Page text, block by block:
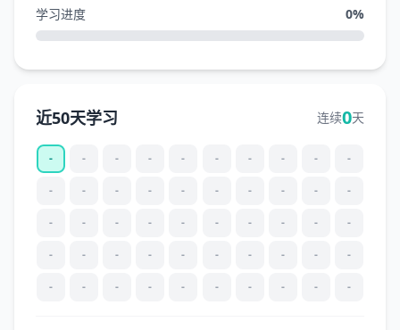
学习进度 0%
近50天学习 连续0天
- - - - - - - - - -
- - - - - - - - - -
- - - - - - - - - -
- - - - - - - - - -
- - - - - - - - - -